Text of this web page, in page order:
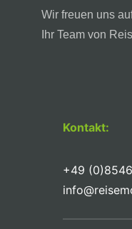
Wir freuen uns
Ihr Team von
Kontakt:
+49